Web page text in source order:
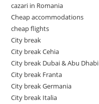
cazari in Romania
Cheap accommodations
cheap flights
City break
City break Cehia
City break Dubai & Abu Dhabi
City break Franta
City break Germania
City break Italia